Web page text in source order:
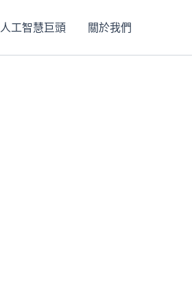
人工智慧巨頭 關於我們